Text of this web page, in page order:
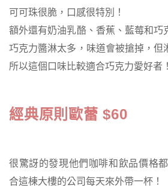
可可珠很脆，口感很特別！
額外還有奶油乳酪、香蕉、藍莓和巧
巧克力醬淋太多，味道會被搶掉，但
所以這個口味比較適合巧克力愛好者！
經典原則歐蕾 $60
很驚訝的發現他們咖啡和飲品價格
合這棟大樓的公司每天來外帶一杯！